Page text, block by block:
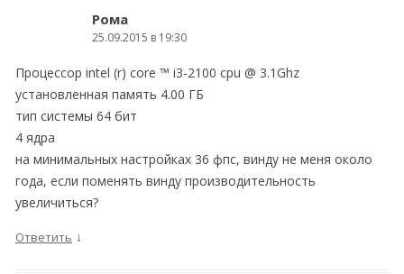
Рома
25.09.2015 в 19:30
Процессор intel (r) core ™ i3-2100 cpu @ 3.1Ghz
установленная память 4.00 ГБ
тип системы 64 бит
4 ядра
на минимальных настройках 36 фпс, винду не меня около
года, если поменять винду производительность
увеличиться?
Ответить ↓